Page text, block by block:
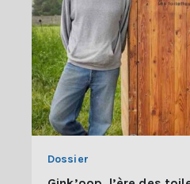
Dossier